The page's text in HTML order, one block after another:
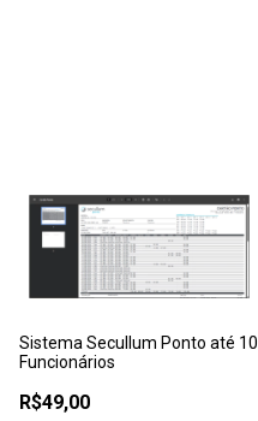
Sistema Secullum Ponto até 10
Funcionários
R$49,00